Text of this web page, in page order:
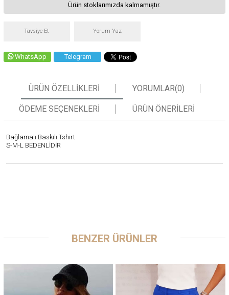
Ürün stoklarımızda kalmamıştır.
Tavsiye Et Yorum Yaz
WhatsApp Telegram
ÜRÜN ÖZELLIKLERI YORUMLAR(0)
ÖDEME SEÇENEKLERI ÜRÜN ÖNERILERI
Bağlamalı Baskılı Tshirt
S-M-L BEDENLİDİR
BENZER ÜRÜNLER